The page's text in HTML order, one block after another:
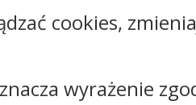
cookies,
wyrażenie